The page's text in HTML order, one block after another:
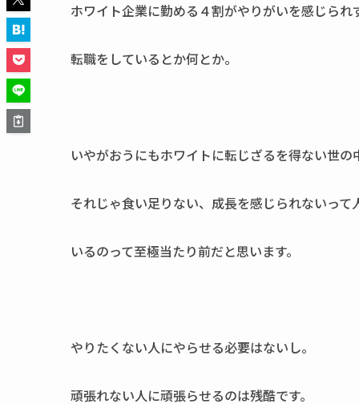
ホワイト企業に勤める４割がやりがいを感じられ
転職をしているとか何とか。
いやがおうにもホワイトに転じざるを得ない世の
それじゃ食い足りない、成長を感じられないって
いるのって至極当たり前だと思います。
やりたくない人にやらせる必要はないし。
頑張れない人に頑張らせるのは残酷です。